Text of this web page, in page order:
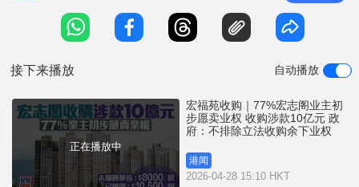
不同，故最初并未被纳入长远居住安排方案。然而，
政府在方案公布后，持续收集到宏志阁居民的意见，
接下来播放 自动播放
正在播放中
宏福苑收购｜77%宏志阁业主初
步愿卖业权 收购涉款10亿元 政
府：不排除立法收购余下业权
港闻
2026-04-28 15:10 HKT